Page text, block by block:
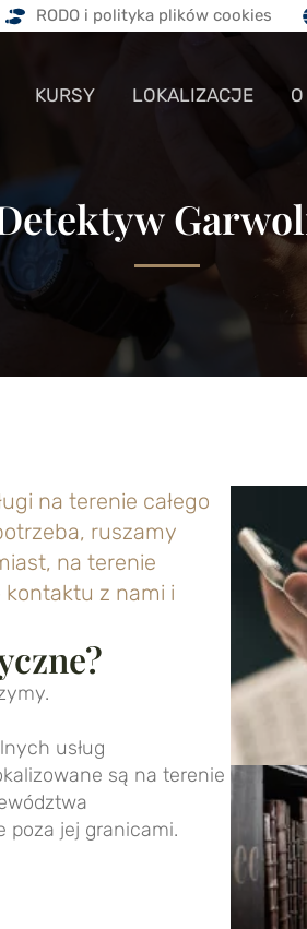
RODO i polityka plików cookies
KURSY LOKALIZACJE
na terenie całego
ruszamy
na terenie
kontaktu z nami i
usług
są na terenie
poza jej granicami.